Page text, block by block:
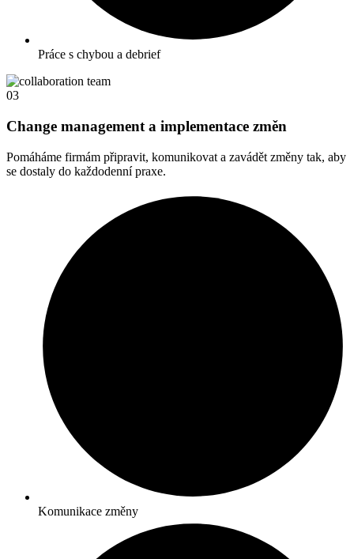
Práce s chybou a debrief
03
Change management a implementace změn
Pomáháme firmám připravit, komunikovat a zavádět změny tak, aby
se dostaly do každodenní praxe.
Komunikace změny